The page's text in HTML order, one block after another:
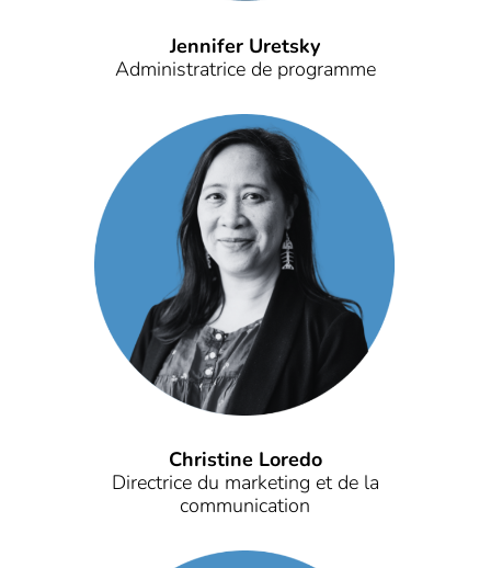
Jennifer Uretsky
Administratrice de programme
Christine Loredo
Directrice du marketing et de la
communication